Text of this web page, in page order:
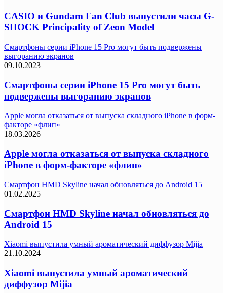
CASIO и Gundam Fan Club выпустили часы G-
SHOCK Principality of Zeon Model
Смартфоны серии iPhone 15 Pro могут быть подвержены
выгоранию экранов
09.10.2023
Смартфоны серии iPhone 15 Pro могут быть
подвержены выгоранию экранов
Apple могла отказаться от выпуска складного iPhone в форм-
факторе «флип»
18.03.2026
Apple могла отказаться от выпуска складного
iPhone в форм-факторе «флип»
Смартфон HMD Skyline начал обновляться до Android 15
01.02.2025
Смартфон HMD Skyline начал обновляться до
Android 15
Xiaomi выпустила умный ароматический диффузор Mijia
21.10.2024
Xiaomi выпустила умный ароматический
диффузор Mijia